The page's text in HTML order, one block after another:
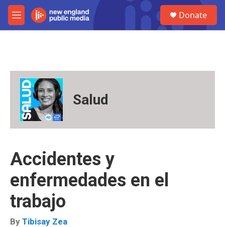
Skip to main content
M
e
Donate
Salud
Accidentes y
enfermedades en el
trabajo
By Tibisay Zea